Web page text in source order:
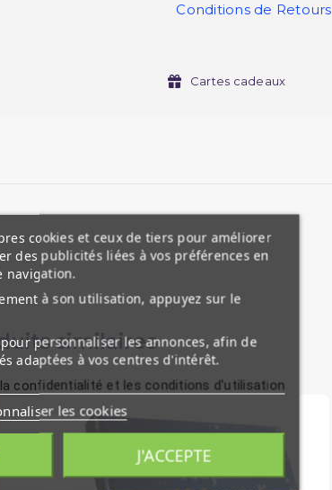
Conditions de Retours
Cartes cadeaux
similaires
cookies et ceux de tiers pour améliorer
des publicités liées à vos préférences en
navigation.
à son utilisation, appuyez sur le
personnaliser les annonces, afin de
adaptées à vos centres d'intérêt.
confidentialité et les conditions d'utilisation
les cookies
J'ACCEPTE